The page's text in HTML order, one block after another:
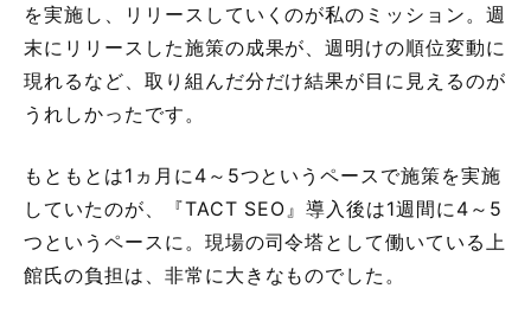
を実施し、リリースしていくのが私のミッション。週
末にリリースした施策の成果が、週明けの順位変動に
現れるなど、取り組んだ分だけ結果が目に見えるのが
うれしかったです。
もともとは1ヵ月に4～5つというペースで施策を実施
していたのが、『TACT SEO』導入後は1週間に4～5
つというペースに。現場の司令塔として働いている上
館氏の負担は、非常に大きなものでした。